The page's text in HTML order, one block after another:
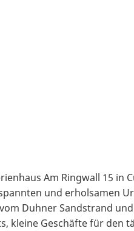
Am Ringwall 15 in
und erholsamen
Duhner Sandstrand
kleine Geschäfte für den